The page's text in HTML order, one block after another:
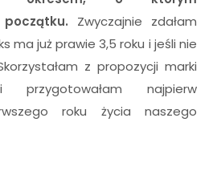
Zwyczajnie zdałam
ma już prawie 3,5 roku i jeśli nie
z propozycji marki
najpierw
roku życia naszego